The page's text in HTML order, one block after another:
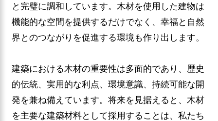
と完璧に調和しています。木材を使用した建物は
機能的な空間を提供するだけでなく、幸福と自然
界とのつながりを促進する環境も作り出します。
建築における木材の重要性は多面的であり、歴史
的伝統、実用的な利点、環境意識、持続可能な開
発を兼ね備えています。将来を見据えると、木材
を主要な建築材料として採用することは、私たち